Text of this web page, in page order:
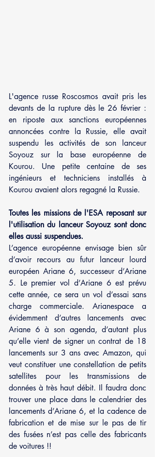
L'agence russe Roscosmos avait pris les
devants de la rupture dès le 26 février :
en riposte aux sanctions européennes
annoncées contre la Russie, elle avait
suspendu les activités de son lanceur
Soyouz sur la base européenne de
Kourou. Une petite centaine de ses
ingénieurs et techniciens installés à
Kourou avaient alors regagné la Russie.
Toutes les missions de l'ESA reposant sur
l'utilisation du lanceur Soyouz sont donc
elles aussi suspendues.
L’agence européenne envisage bien sûr
d’avoir recours au futur lanceur lourd
européen Ariane 6, successeur d’Ariane
5. Le premier vol d’Ariane 6 est prévu
cette année, ce sera un vol d’essai sans
charge commerciale. Arianespace a
évidemment d’autres lancements avec
Ariane 6 à son agenda, d’autant plus
qu’elle vient de signer un contrat de 18
lancements sur 3 ans avec Amazon, qui
veut constituer une constellation de petits
satellites pour les transmissions de
données à très haut débit. Il faudra donc
trouver une place dans le calendrier des
lancements d’Ariane 6, et la cadence de
fabrication et de mise sur le pas de tir
des fusées n’est pas celle des fabricants
de voitures !!